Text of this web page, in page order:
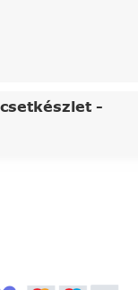
-